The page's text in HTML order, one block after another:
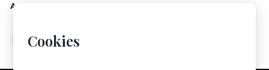
Cookies
Annonceurs
Instagram